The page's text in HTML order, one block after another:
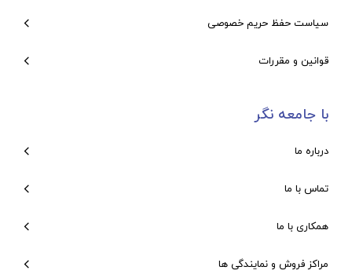
سیاست حفظ حریم خصوصی
قوانین و مقررات
با جامعه نگر
درباره ما
تماس با ما
همکاری با ما
مراکز فروش و نمایندگی ها